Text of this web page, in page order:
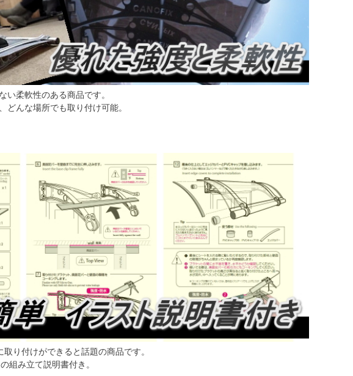
柔軟性のある商品です。
んな場所でも取り付け可能。
り付けができると話題の商品です。
組み立て説明書付き。